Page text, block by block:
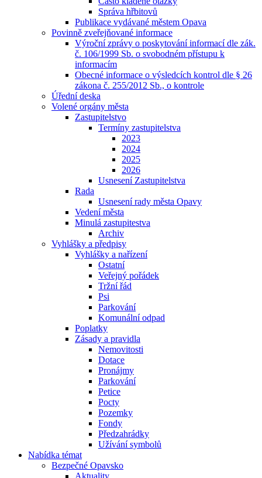
Správa hřbitovů
Publikace vydávané městem Opava
Povinně zveřejňované informace
Výroční zprávy o poskytování informací dle zák.
č. 106/1999 Sb. o svobodném přístupu k
informacím
Obecné informace o výsledcích kontrol dle § 26
zákona č. 255/2012 Sb., o kontrole
Úřední deska
Volené orgány města
Zastupitelstvo
Termíny zastupitelstva
2023
2024
2025
2026
Usnesení Zastupitelstva
Rada
Usnesení rady města Opavy
Vedení města
Minulá zastupitestva
Archiv
Vyhlášky a předpisy
Vyhlášky a nařízení
Ostatní
Veřejný pořádek
Tržní řád
Psi
Parkování
Komunální odpad
Poplatky
Zásady a pravidla
Nemovitosti
Dotace
Pronájmy
Parkování
Petice
Pocty
Pozemky
Fondy
Předzahrádky
Užívání symbolů
Nabídka témat
Bezpečné Opavsko